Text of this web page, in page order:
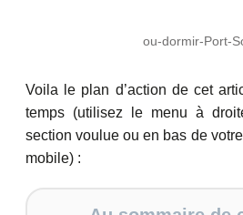
ou-dormir-Port-
Voila le plan d’action de cet
temps (utilisez le menu à
section voulue ou en bas de
mobile) :